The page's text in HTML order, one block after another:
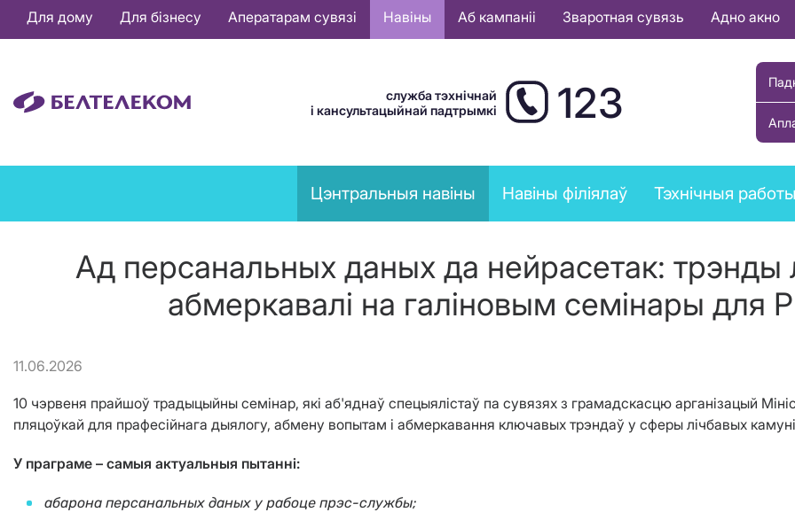
Основная
навигация
Для дому Для бізнесу Аператарам сувязі Навіны Аб кампаніі Зваротная сувязь Адно акно
служба тэхнічнай
і кансультацыйнай падтрымкі
123
News
menu
Цэнтральныя навіны Навіны філіялаў Тэхнічныя
Ад персанальных даных да нейрасетак: трэнды
абмеркавалі на галіновым семінары для
11.06.2026
10 чэрвеня прайшоў традыцыйны семінар, які аб'яднаў спецыялістаў па сувязях з грамадскасцю арганізацый
пляцоўкай для прафесійнага дыялогу, абмену вопытам і абмеркавання ключавых трэндаў у сферы лічбавых
У праграме – самыя актуальныя пытанні:
абарона персанальных даных у рабоце прэс-службы;